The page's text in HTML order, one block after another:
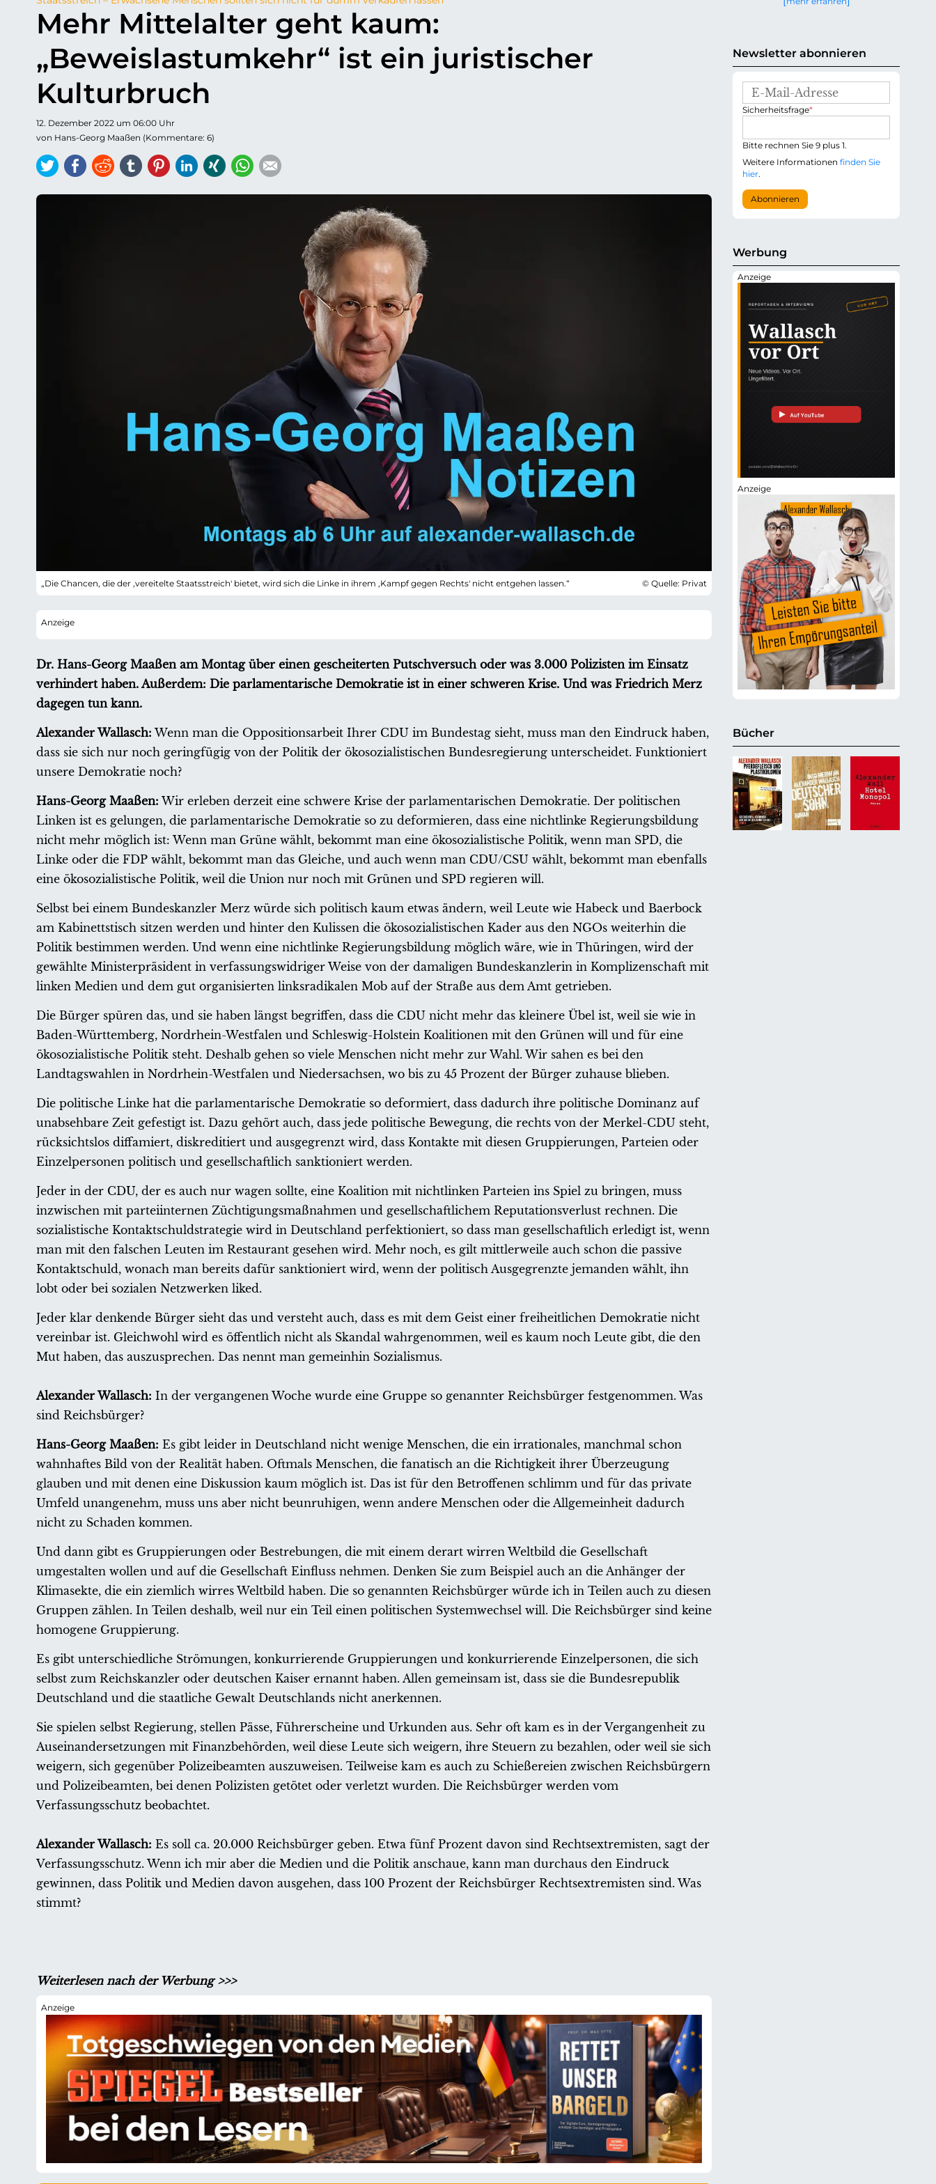
Mehr Mittelalter geht kaum:
„Beweislastumkehr“ ist ein juristischer
Kulturbruch
12. Dezember 2022 um 06:00 Uhr
von Hans-Georg Maaßen (Kommentare: 6)
TwitterFacebook
ReddittumblrPinterestLinkedIn
Xing WhatsApp
„Die Chancen, die der ,vereitelte Staatsstreich' bietet, wird sich die Linke in ihrem ,Kampf gegen Rechts' nicht entgehen lassen.“ © Quelle: Privat
Dr. Hans-Georg Maaßen am Montag über einen gescheiterten Putschversuch oder was 3.000 Polizisten im Einsatz
verhindert haben. Außerdem: Die parlamentarische Demokratie ist in einer schweren Krise. Und was Friedrich Merz
dagegen tun kann.
Alexander Wallasch: Wenn man die Oppositionsarbeit Ihrer CDU im Bundestag sieht, muss man den Eindruck haben,
dass sie sich nur noch geringfügig von der Politik der ökosozialistischen Bundesregierung unterscheidet. Funktioniert
unsere Demokratie noch?
Hans-Georg Maaßen: Wir erleben derzeit eine schwere Krise der parlamentarischen Demokratie. Der politischen
Linken ist es gelungen, die parlamentarische Demokratie so zu deformieren, dass eine nichtlinke Regierungsbildung
nicht mehr möglich ist: Wenn man Grüne wählt, bekommt man eine ökosozialistische Politik, wenn man SPD, die
Linke oder die FDP wählt, bekommt man das Gleiche, und auch wenn man CDU/CSU wählt, bekommt man ebenfalls
eine ökosozialistische Politik, weil die Union nur noch mit Grünen und SPD regieren will.
Selbst bei einem Bundeskanzler Merz würde sich politisch kaum etwas ändern, weil Leute wie Habeck und Baerbock
am Kabinettstisch sitzen werden und hinter den Kulissen die ökosozialistischen Kader aus den NGOs weiterhin die
Politik bestimmen werden. Und wenn eine nichtlinke Regierungsbildung möglich wäre, wie in Thüringen, wird der
gewählte Ministerpräsident in verfassungswidriger Weise von der damaligen Bundeskanzlerin in Komplizenschaft mit
linken Medien und dem gut organisierten linksradikalen Mob auf der Straße aus dem Amt getrieben.
Die Bürger spüren das, und sie haben längst begriffen, dass die CDU nicht mehr das kleinere Übel ist, weil sie wie in
Baden-Württemberg, Nordrhein-Westfalen und Schleswig-Holstein Koalitionen mit den Grünen will und für eine
ökosozialistische Politik steht. Deshalb gehen so viele Menschen nicht mehr zur Wahl. Wir sahen es bei den
Landtagswahlen in Nordrhein-Westfalen und Niedersachsen, wo bis zu 45 Prozent der Bürger zuhause blieben.
Die politische Linke hat die parlamentarische Demokratie so deformiert, dass dadurch ihre politische Dominanz auf
unabsehbare Zeit gefestigt ist. Dazu gehört auch, dass jede politische Bewegung, die rechts von der Merkel-CDU steht,
rücksichtslos diffamiert, diskreditiert und ausgegrenzt wird, dass Kontakte mit diesen Gruppierungen, Parteien oder
Einzelpersonen politisch und gesellschaftlich sanktioniert werden.
Jeder in der CDU, der es auch nur wagen sollte, eine Koalition mit nichtlinken Parteien ins Spiel zu bringen, muss
inzwischen mit parteiinternen Züchtigungsmaßnahmen und gesellschaftlichem Reputationsverlust rechnen. Die
sozialistische Kontaktschuldstrategie wird in Deutschland perfektioniert, so dass man gesellschaftlich erledigt ist, wenn
man mit den falschen Leuten im Restaurant gesehen wird. Mehr noch, es gilt mittlerweile auch schon die passive
Kontaktschuld, wonach man bereits dafür sanktioniert wird, wenn der politisch Ausgegrenzte jemanden wählt, ihn
lobt oder bei sozialen Netzwerken liked.
Jeder klar denkende Bürger sieht das und versteht auch, dass es mit dem Geist einer freiheitlichen Demokratie nicht
vereinbar ist. Gleichwohl wird es öffentlich nicht als Skandal wahrgenommen, weil es kaum noch Leute gibt, die den
Mut haben, das auszusprechen. Das nennt man gemeinhin Sozialismus.
Alexander Wallasch: In der vergangenen Woche wurde eine Gruppe so genannter Reichsbürger festgenommen. Was
sind Reichsbürger?
Hans-Georg Maaßen: Es gibt leider in Deutschland nicht wenige Menschen, die ein irrationales, manchmal schon
wahnhaftes Bild von der Realität haben. Oftmals Menschen, die fanatisch an die Richtigkeit ihrer Überzeugung
glauben und mit denen eine Diskussion kaum möglich ist. Das ist für den Betroffenen schlimm und für das private
Umfeld unangenehm, muss uns aber nicht beunruhigen, wenn andere Menschen oder die Allgemeinheit dadurch
nicht zu Schaden kommen.
Und dann gibt es Gruppierungen oder Bestrebungen, die mit einem derart wirren Weltbild die Gesellschaft
umgestalten wollen und auf die Gesellschaft Einfluss nehmen. Denken Sie zum Beispiel auch an die Anhänger der
Klimasekte, die ein ziemlich wirres Weltbild haben. Die so genannten Reichsbürger würde ich in Teilen auch zu diesen
Gruppen zählen. In Teilen deshalb, weil nur ein Teil einen politischen Systemwechsel will. Die Reichsbürger sind keine
homogene Gruppierung.
Es gibt unterschiedliche Strömungen, konkurrierende Gruppierungen und konkurrierende Einzelpersonen, die sich
selbst zum Reichskanzler oder deutschen Kaiser ernannt haben. Allen gemeinsam ist, dass sie die Bundesrepublik
Deutschland und die staatliche Gewalt Deutschlands nicht anerkennen.
Sie spielen selbst Regierung, stellen Pässe, Führerscheine und Urkunden aus. Sehr oft kam es in der Vergangenheit zu
Auseinandersetzungen mit Finanzbehörden, weil diese Leute sich weigern, ihre Steuern zu bezahlen, oder weil sie sich
weigern, sich gegenüber Polizeibeamten auszuweisen. Teilweise kam es auch zu Schießereien zwischen Reichsbürgern
und Polizeibeamten, bei denen Polizisten getötet oder verletzt wurden. Die Reichsbürger werden vom
Verfassungsschutz beobachtet.
Alexander Wallasch: Es soll ca. 20.000 Reichsbürger geben. Etwa fünf Prozent davon sind Rechtsextremisten, sagt der
Verfassungsschutz. Wenn ich mir aber die Medien und die Politik anschaue, kann man durchaus den Eindruck
gewinnen, dass Politik und Medien davon ausgehen, dass 100 Prozent der Reichsbürger Rechtsextremisten sind. Was
stimmt?
Weiterlesen nach der Werbung >>>
Newsletter abonnieren
M
l
-
A
r
e
P
i
c
h
t
f
e
Sicherheitsfrage*
Bitte rechnen Sie 9 plus 1.
Weitere Informationen finden Sie
hier.
Abonnieren
Werbung
Bücher